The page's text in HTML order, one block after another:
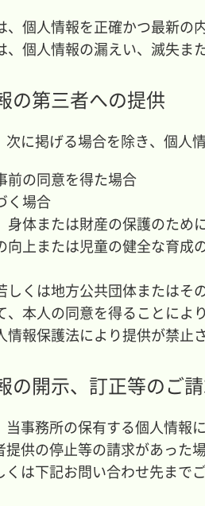
、個人情報を正確かつ最新の
、個人情報の漏えい、滅失ま
の第三者への提供
次に掲げる場合を除き、個人
前の同意を得た場合
く場合
身体または財産の保護のため
向上または児童の健全な育成
しくは地方公共団体またはそ
、本人の同意を得ることによ
情報保護法により提供が禁止
の開示、訂正等のご
当事務所の保有する個人情報
提供の停止等の請求があった
くは下記お問い合わせ先まで